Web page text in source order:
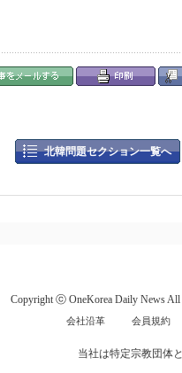
北韓問題セクション一覧へ
Copyright ⓒ OneKorea Daily News All
会社沿革 会員規約
当社は特定宗教団体